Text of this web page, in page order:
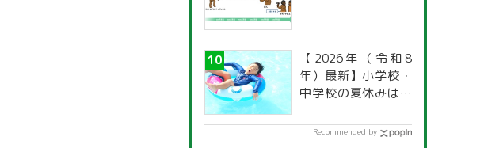
【2026年（令和8
年）最新】小学校・
中学校の夏休みはい
道府県別「夏季休暇
Recommended by